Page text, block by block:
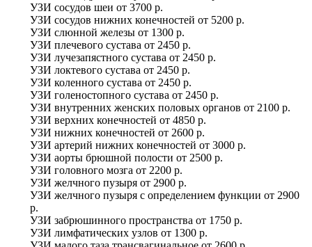
УЗИ сосудов шеи от 3700 р.
УЗИ сосудов нижних конечностей от 5200 р.
УЗИ слюнной железы от 1300 р.
УЗИ плечевого сустава от 2450 р.
УЗИ лучезапястного сустава от 2450 р.
УЗИ локтевого сустава от 2450 р.
УЗИ коленного сустава от 2450 р.
УЗИ голеностопного сустава от 2450 р.
УЗИ внутренних женских половых органов от 2100 р.
УЗИ верхних конечностей от 4850 р.
УЗИ нижних конечностей от 2600 р.
УЗИ артерий нижних конечностей от 3000 р.
УЗИ аорты брюшной полости от 2500 р.
УЗИ головного мозга от 2200 р.
УЗИ желчного пузыря от 2900 р.
УЗИ желчного пузыря с определением функции от 2900
р.
УЗИ забрюшинного пространства от 1750 р.
УЗИ лимфатических узлов от 1300 р.